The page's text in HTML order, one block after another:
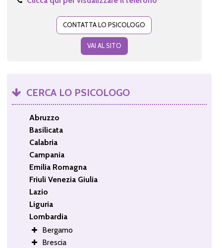
CONTATTA LO PSICOLOGO
VAI AL SITO
CERCA LO PSICOLOGO
Abruzzo
Basilicata
Calabria
Campania
Emilia Romagna
Friuli Venezia Giulia
Lazio
Liguria
Lombardia
Bergamo
Brescia